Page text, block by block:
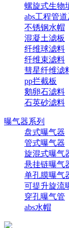
螺旋式生物
abs工程管
不锈钢水帽
混凝土滤板
纤维球滤料
纤维束滤料
彗星纤维滤
pp拦截板
鹅卵石滤料
石英砂滤料
曝气器系列
盘式曝气器
管式曝气器
旋混式曝气
悬挂链曝气
单孔膜曝气
可提升旋流
穿孔曝气管
abs水帽